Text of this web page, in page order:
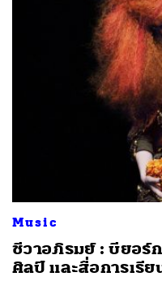
Music
ชีวาอภิรมย์ : บียอร์
ศิลป์ และสื่อการเรีย